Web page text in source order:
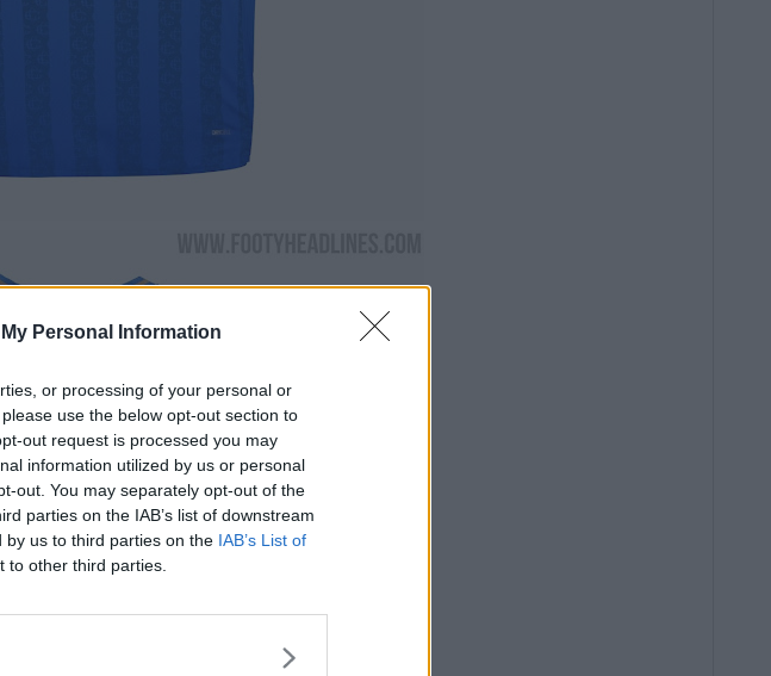
Personal Information
or processing of your personal or
use the below opt-out section to
out request is processed you may
information utilized by us or personal
out. You may separately opt-out of the
parties on the IAB’s list of downstream
by us to third parties on the IAB’s List of
to other third parties.